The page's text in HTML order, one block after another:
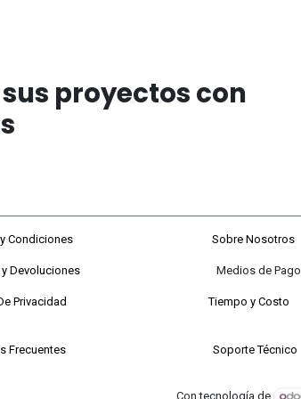
proyectos con
Condiciones Sobre Nosotros
Devoluciones Medios de Pago
Privacidad
Tiempo y Costo
Frecuentes Soporte Técnico
Con tecnología de